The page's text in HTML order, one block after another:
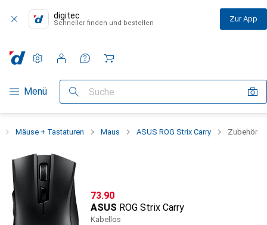
digitec
Schneller finden und bestellen Zur App
Navigation nach Kategorien
Menü Suche
Einstellungen
Kundenkonto
Vergleichslisten
Merklisten
Warenkorb
Mäuse + Tastaturen Maus ASUS ROG Strix Carry Zubehör
CHF
73.90
ASUS ROG Strix Carry
Kabellos